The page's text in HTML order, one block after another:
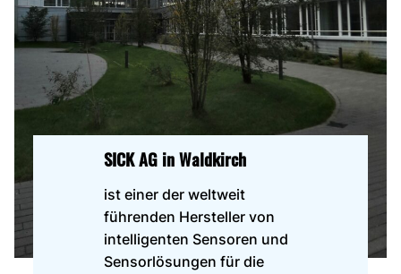
SICK AG in Waldkirch
ist einer der weltweit
führenden Hersteller von
intelligenten Sensoren und
Sensorlösungen für die